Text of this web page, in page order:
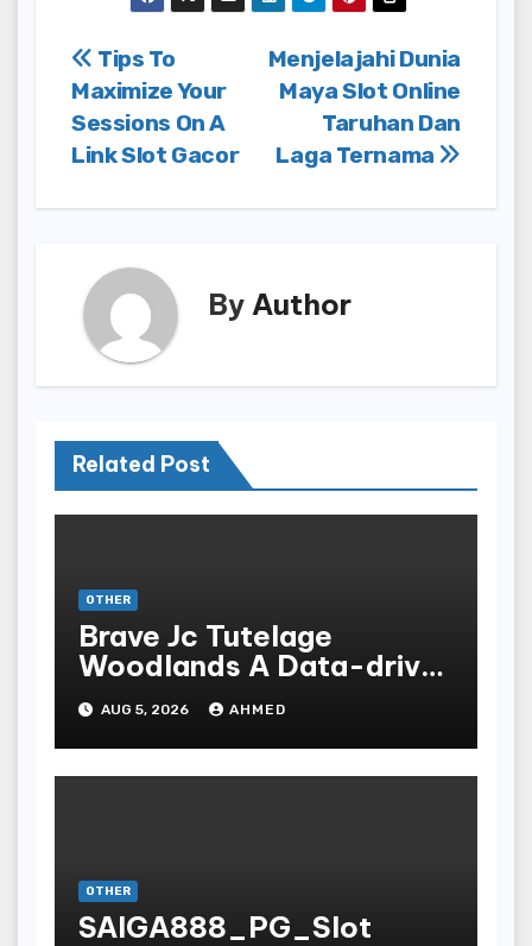
Post
navigation
Menjelajahi Dunia
Maya Slot Online
Taruhan Dan
Laga Ternama
Tips To
Maximize Your
Sessions On A
Link Slot Gacor
By Author
Related Post
OTHER
Brave Jc Tutelage
Woodlands A Data-driven
Dissection
AUG 5, 2026 AHMED
OTHER
SAIGA888_PG_Slot